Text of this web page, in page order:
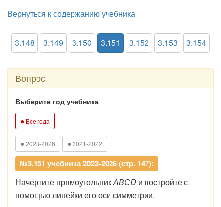
Вернуться к содержанию учебника
3.148 3.149 3.150 3.151 3.152 3.153 3.154
Вопрос
Выберите год учебника
● Все года
● 2023-2026 ● 2021-2022
№3.151 учебника 2023-2026 (стр. 147):
Начертите прямоугольникАВСD и постройте с
помощью линейки его оси симметрии.